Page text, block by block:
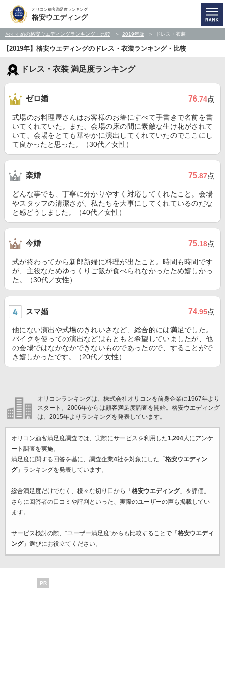
オリコン顧客満足度ランキング
格安ウエディング
おすすめの格安ウエディングランキング・比較 2019年版 ドレス・衣装
【2019年】格安ウエディングのドレス・衣装ランキング・比較
ドレス・衣装 満足度ランキング
ゼロ婚 76.74点
式場のお料理屋さんはお客様のお箸にすべて手書きで名前を書
いてくれていた。また、会場の床の間に素敵な生け花がされて
いて、会場をとても華やかに演出してくれていたのでここにし
て良かったと思った。（30代／女性）
楽婚 75.87点
どんな事でも、丁寧に分かりやすく対応してくれたこと。会場
やスタッフの清潔さが、私たちを大事にしてくれているのだな
と感どうしました。（40代／女性）
今婚 75.18点
式が終わってから新郎新婦に料理が出たこと。時間も時間です
が、主役なためゆっくりご飯が食べられなかったため嬉しかっ
た。（30代／女性）
スマ婚 74.95点
他にない演出や式場のきれいさなど、総合的には満足でした。
バイクを使っての演出などはもともと希望していましたが、他
の会場ではなかなかできないものであったので、することがで
き嬉しかったです。（20代／女性）
オリコンランキングは、株式会社オリコンを前身企業に1967年より
スタート。2006年からは顧客満足度調査を開始。格安ウエディング
は、2015年よりランキングを発表しています。
オリコン顧客満足度調査では、実際にサービスを利用した1,204人にアンケ
ート調査を実施。
満足度に関する回答を基に、調査企業4社を対象にした「 格安ウエディン
グ」ランキングを発表しています。
総合満足度だけでなく、様々な切り口から「 格安ウエディング」を評価。
さらに回答者の口コミや評判といった、実際のユーザーの声も掲載してい
ます。
サービス検討の際、“ユーザー満足度”からも比較することで「 格安ウエディ
ング」選びにお役立てください。
PR